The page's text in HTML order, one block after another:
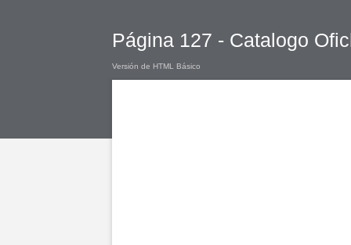
Página 127 - Catalogo
Versión de HTML Básico